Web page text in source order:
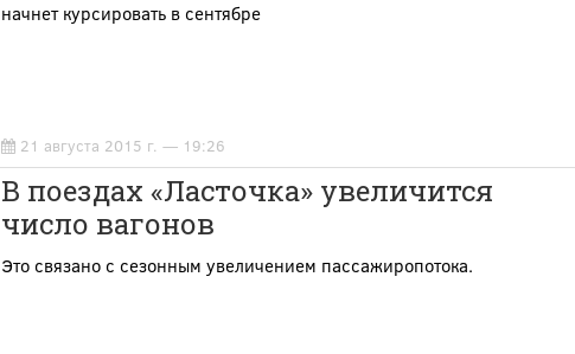
начнет курсировать в сентябре
21 августа 2015 г. — 19:26
В поездах «Ласточка» увеличится
число вагонов
Это связано с сезонным увеличением пассажиропотока.